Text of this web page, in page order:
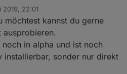
Wunschliste fragst:
noch "Anti-Alexa" würde aber
Kommunikation erlauben.
klingelt. => LMS-Player spielen eine
MP3 ab und danach wieder die
an der selben Stelle. => Das als
schon cool...
man das noch weiter denken: Der
kann eine .mp3 erstellen. Diese
Skript auf den Media-Pfad für LMS
soll dann wiedergegeben
wieder die vorherige
die LMS nutzen könnten so von
profitieren.
du ja eine Idee das umzusetzen.
2019, 22:01
möchtest kannst du gerne
ausprobieren.
in alpha und ist noch
installierbar, sonder nur direkt